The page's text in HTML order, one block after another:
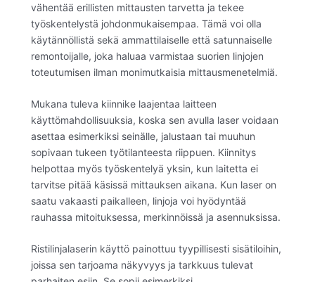
vähentää erillisten mittausten tarvetta ja tekee
työskentelystä johdonmukaisempaa. Tämä voi olla
käytännöllistä sekä ammattilaiselle että satunnaiselle
remontoijalle, joka haluaa varmistaa suorien linjojen
toteutumisen ilman monimutkaisia mittausmenetelmiä.
Mukana tuleva kiinnike laajentaa laitteen
käyttömahdollisuuksia, koska sen avulla laser voidaan
asettaa esimerkiksi seinälle, jalustaan tai muuhun
sopivaan tukeen työtilanteesta riippuen. Kiinnitys
helpottaa myös työskentelyä yksin, kun laitetta ei
tarvitse pitää käsissä mittauksen aikana. Kun laser on
saatu vakaasti paikalleen, linjoja voi hyödyntää
rauhassa mitoituksessa, merkinnöissä ja asennuksissa.
Ristilinjalaserin käyttö painottuu tyypillisesti sisätiloihin,
joissa sen tarjoama näkyvyys ja tarkkuus tulevat